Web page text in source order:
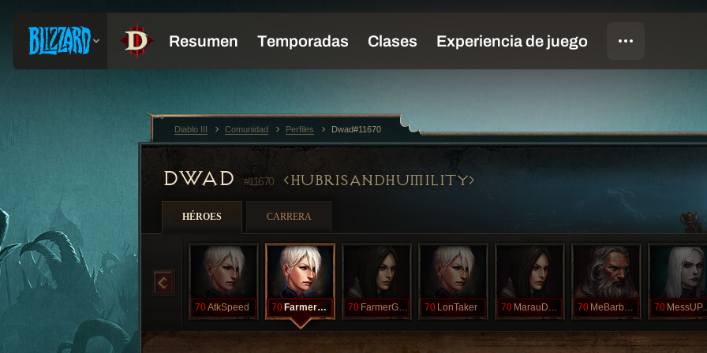
DWAD #11670 HUBRISANDHUMILITY
HÉROES CARRERA
70AtkSpeed 70 FarmerBilly 70 FarmerGetSom 70 LonTaker 70 MarauDers 70 MeBarbMeStom 70
Diablo III Comunidad Perfiles Dwad#11670